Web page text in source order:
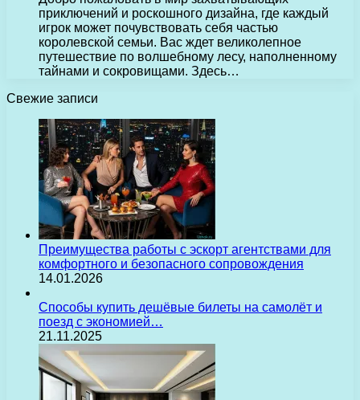
приключений и роскошного дизайна, где каждый
игрок может почувствовать себя частью
королевской семьи. Вас ждет великолепное
путешествие по волшебному лесу, наполненному
тайнами и сокровищами. Здесь…
Свежие записи
Преимущества работы с эскорт агентствами для
комфортного и безопасного сопровождения
14.01.2026
Способы купить дешёвые билеты на самолёт и
поезд с экономией…
21.11.2025